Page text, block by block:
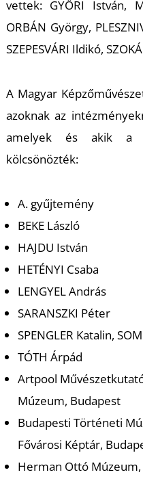
vettek: GYŐRI István,
ORBÁN György,
SZEPESVÁRI Ildikó,
A Magyar
azoknak az
amelyek és akik a
kölcsönözték:
A. gyűjtemény
BEKE László
HAJDU István
HETÉNYI Csaba
LENGYEL András
SARANSZKI Péter
SPENGLER Katalin,
TÓTH Árpád
Artpool
Múzeum, Budapest
Budapesti Történeti
Fővárosi Képtár,
Herman Ottó